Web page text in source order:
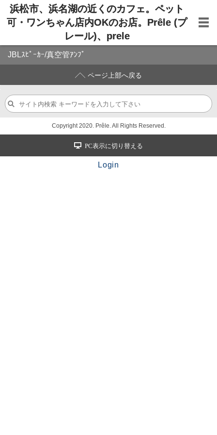
浜松市、浜名湖の近くのカフェ。ペット
可・ワンちゃん店内OKのお店。Prêle (プ
レール)、prele
JBLｽﾋﾟｰｶｰ/真空管ｱﾝﾌﾟ
ページ上部へ戻る
Copyright 2020. Prêle. All Rights Reserved.
PC表示に切り替える
Login